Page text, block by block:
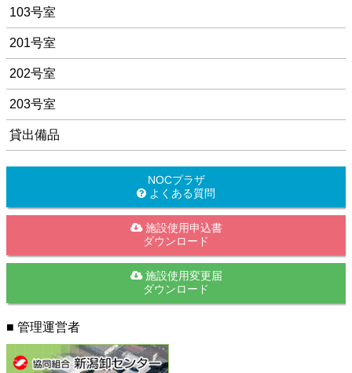
103号室
201号室
202号室
203号室
貸出備品
NOCプラザ
よくある質問
施設使用申込書
ダウンロード
施設使用変更届
ダウンロード
■ 管理運営者